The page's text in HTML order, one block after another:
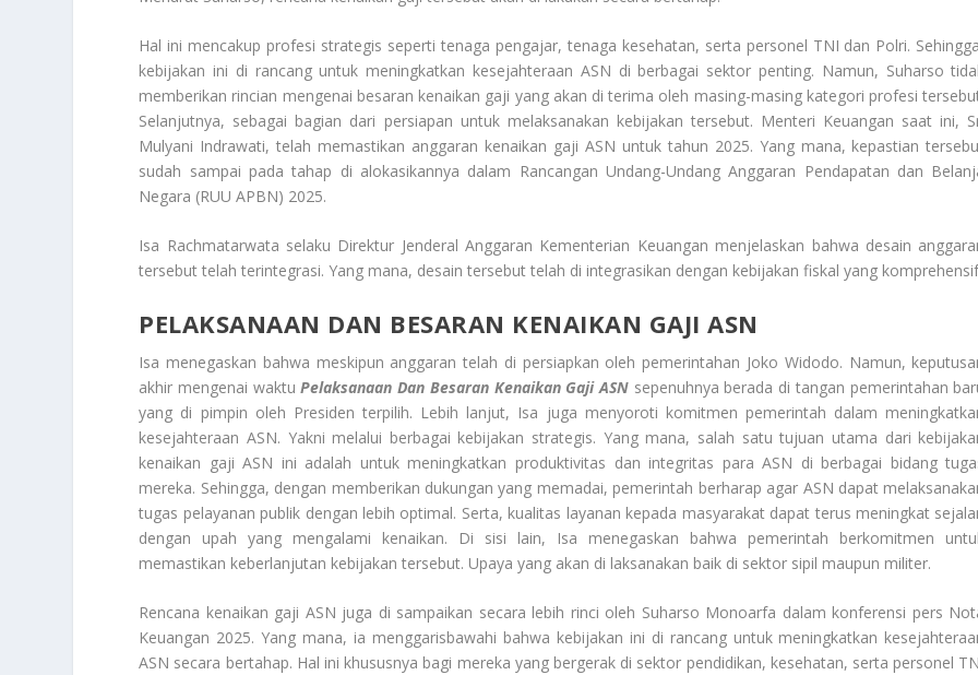
Hal ini mencakup profesi strategis seperti tenaga pengajar, tenaga kesehatan, serta personel TNI dan Polri.
kebijakan ini di rancang untuk meningkatkan kesejahteraan ASN di berbagai sektor penting. Namun, Suharso
memberikan rincian mengenai besaran kenaikan gaji yang akan di terima oleh masing-masing kategori profesi
Selanjutnya, sebagai bagian dari persiapan untuk melaksanakan kebijakan tersebut. Menteri Keuangan saat ini,
Mulyani Indrawati, telah memastikan anggaran kenaikan gaji ASN untuk tahun 2025. Yang mana, kepastian
sudah sampai pada tahap di alokasikannya dalam Rancangan Undang-Undang Anggaran Pendapatan dan
Negara (RUU APBN) 2025.
Isa Rachmatarwata selaku Direktur Jenderal Anggaran Kementerian Keuangan menjelaskan bahwa desain
tersebut telah terintegrasi. Yang mana, desain tersebut telah di integrasikan dengan kebijakan fiskal yang
PELAKSANAAN DAN BESARAN KENAIKAN GAJI ASN
Isa menegaskan bahwa meskipun anggaran telah di persiapkan oleh pemerintahan Joko Widodo. Namun,
akhir mengenai waktuPelaksanaan Dan Besaran Kenaikan Gaji ASN sepenuhnya berada di tangan pemerintahan
yang di pimpin oleh Presiden terpilih. Lebih lanjut, Isa juga menyoroti komitmen pemerintah dalam
kesejahteraan ASN. Yakni melalui berbagai kebijakan strategis. Yang mana, salah satu tujuan utama dari
kenaikan gaji ASN ini adalah untuk meningkatkan produktivitas dan integritas para ASN di berbagai bidang
mereka. Sehingga, dengan memberikan dukungan yang memadai, pemerintah berharap agar ASN dapat
tugas pelayanan publik dengan lebih optimal. Serta, kualitas layanan kepada masyarakat dapat terus meningkat
dengan upah yang mengalami kenaikan. Di sisi lain, Isa menegaskan bahwa pemerintah berkomitmen
memastikan keberlanjutan kebijakan tersebut. Upaya yang akan di laksanakan baik di sektor sipil maupun militer.
Rencana kenaikan gaji ASN juga di sampaikan secara lebih rinci oleh Suharso Monoarfa dalam konferensi pers
Keuangan 2025. Yang mana, ia menggarisbawahi bahwa kebijakan ini di rancang untuk meningkatkan
ASN secara bertahap. Hal ini khususnya bagi mereka yang bergerak di sektor pendidikan, kesehatan, serta personel